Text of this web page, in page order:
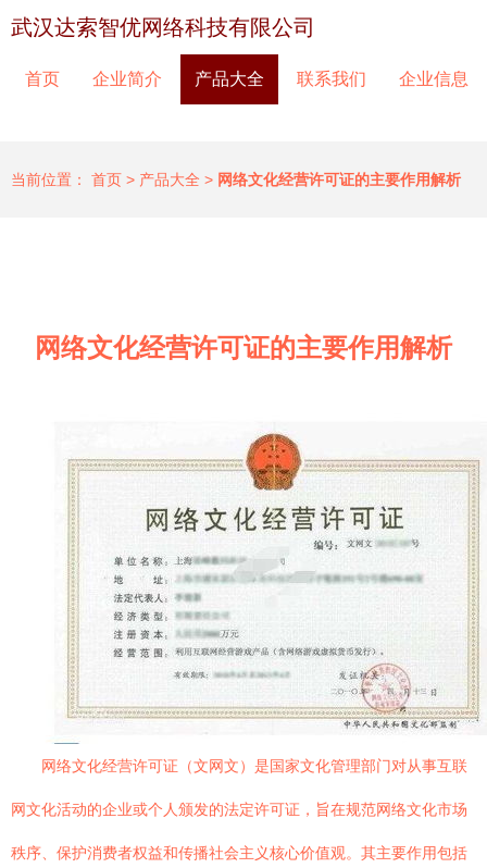
武汉达索智优网络科技有限公司
首页 企业简介 产品大全 联系我们 企业信息
当前位置： 首页 > 产品大全 > 网络文化经营许可证的主要作用解析
网络文化经营许可证的主要作用解析
网络文化经营许可证（文网文）是国家文化管理部门对从事互联
网文化活动的企业或个人颁发的法定许可证，旨在规范网络文化市场
秩序、保护消费者权益和传播社会主义核心价值观。其主要作用包括